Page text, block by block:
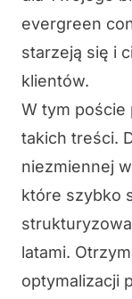
evergreen
starzeją się i
klientów.
W tym poście
takich treści.
niezmiennej
które szybko
latami.
optymalizacji